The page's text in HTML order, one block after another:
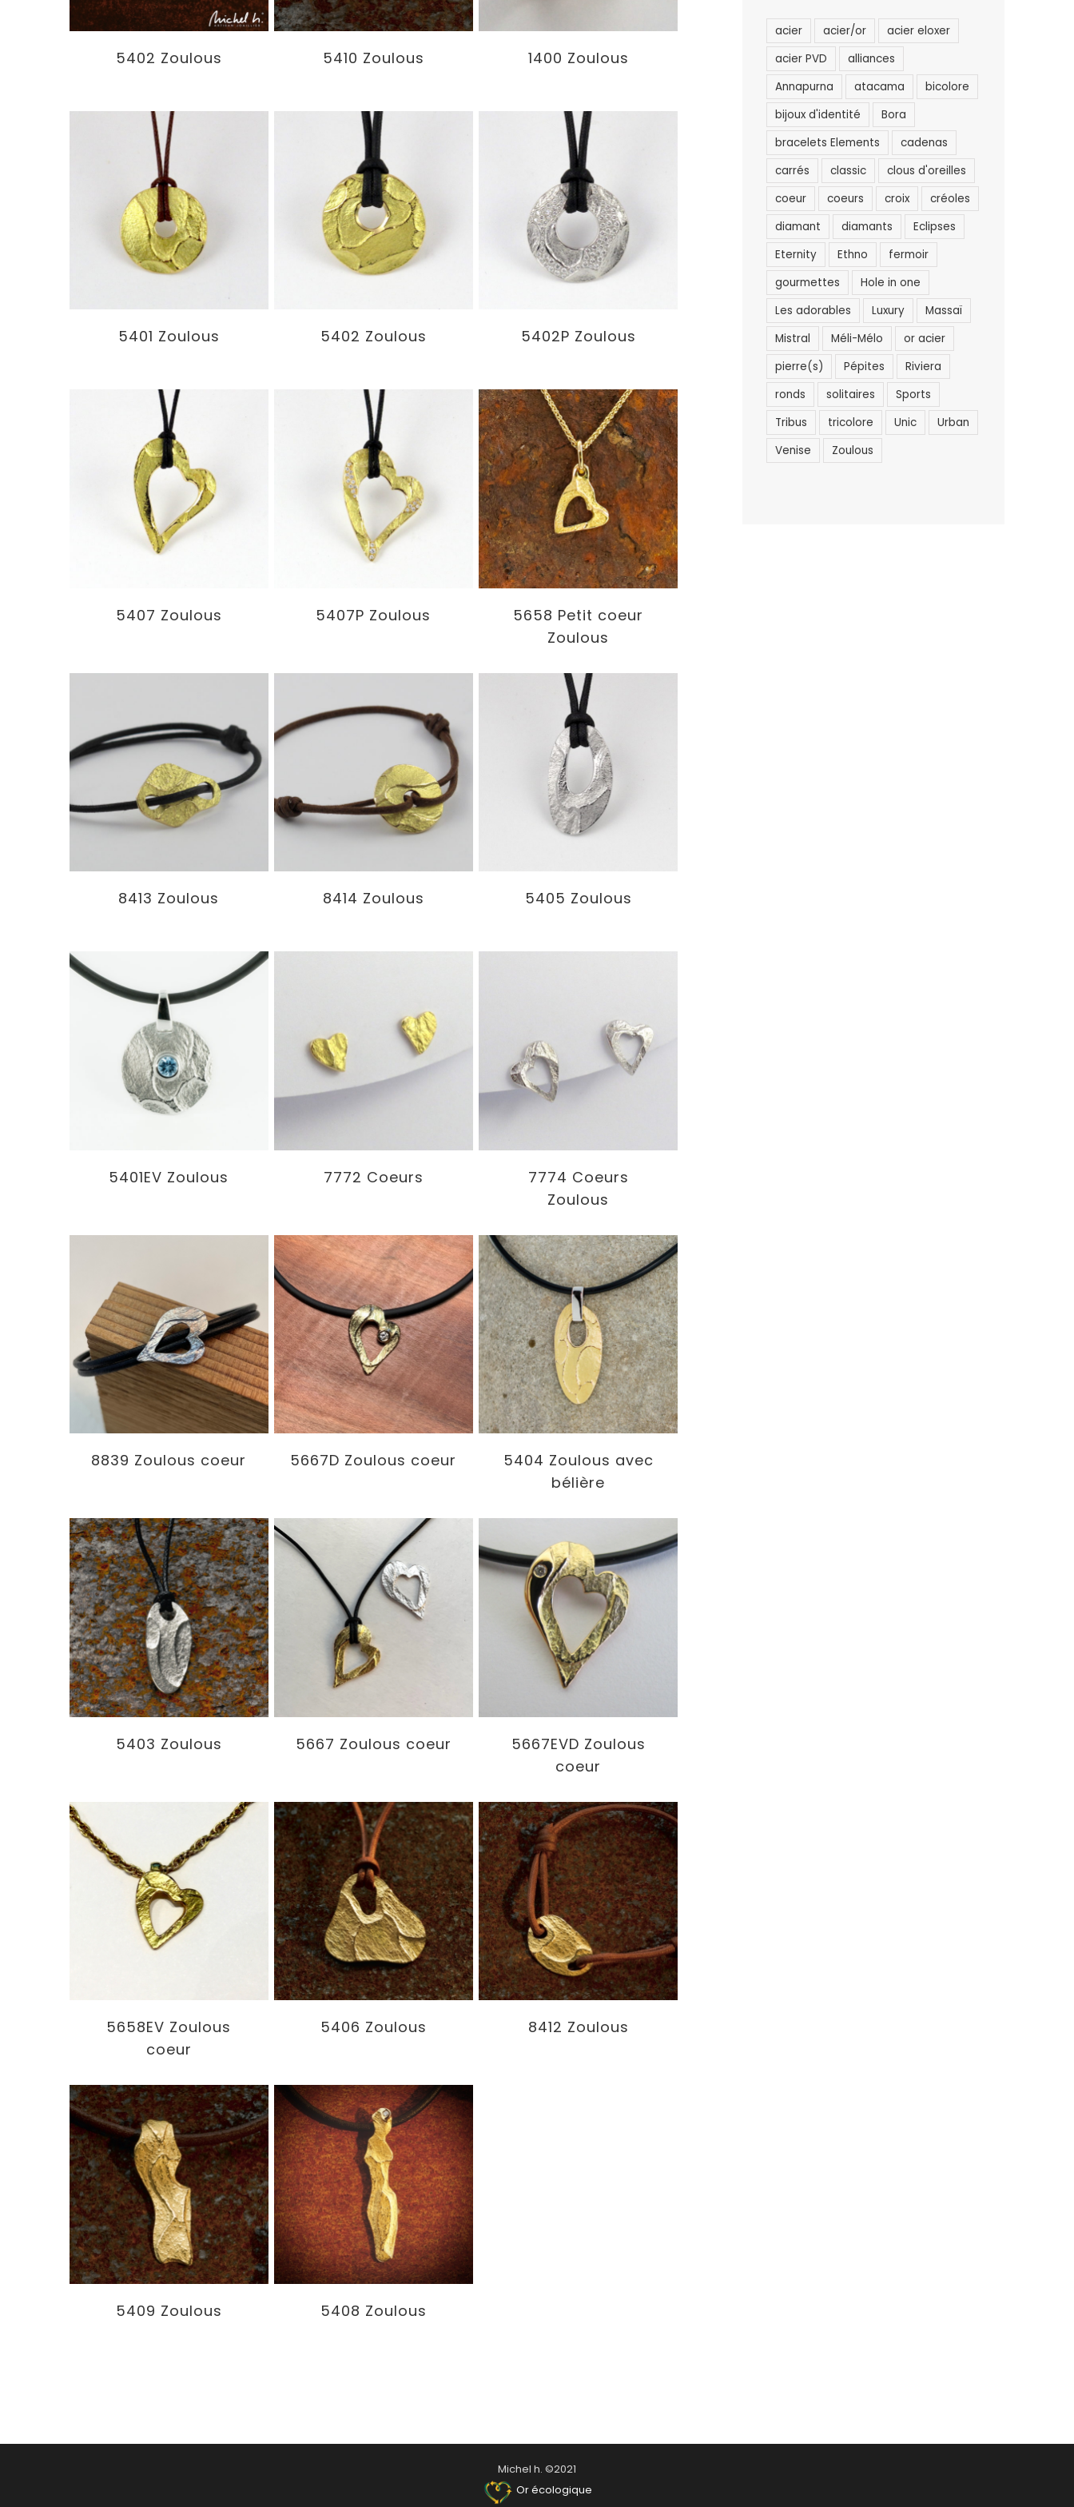
5402 Zoulous 5410 Zoulous 1400 Zoulous
5401 Zoulous 5402 Zoulous 5402P Zoulous
5407 Zoulous 5407P Zoulous
5658 Petit coeur
Zoulous
8413 Zoulous 8414 Zoulous 5405 Zoulous
5401EV Zoulous 7772 Coeurs
7774 Coeurs
Zoulous
8839 Zoulous coeur 5667D Zoulous coeur
5404 Zoulous avec
bélière
5403 Zoulous 5667 Zoulous coeur
5667EVD Zoulous
coeur
5658EV Zoulous
coeur
5406 Zoulous 8412 Zoulous
5409 Zoulous 5408 Zoulous
acier acier/or
acier eloxer
acier PVD
alliances
Annapurna
atacama
bicolore
bijoux d'identité
Bora
bracelets Elements
cadenas
carrés
classic
clous d'oreilles
coeur
coeurs croix
créoles
diamant
diamants
Eclipses
Eternity
Ethno
fermoir
gourmettes
Hole in one
Les adorables
Luxury
Massaï
Mistral
Méli-Mélo
or acier
pierre(s)
Pépites
Riviera
ronds
solitaires
Sports
Tribus
tricolore Unic
Urban
Venise
Zoulous
Michel h. ©2021
Or écologique